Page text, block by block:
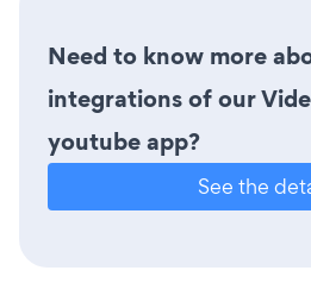
Need to know more
integrations of our
youtube app?
See the